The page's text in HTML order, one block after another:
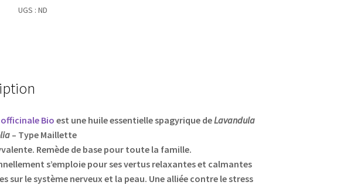
UGS : ND
Bio est une huile essentielle spagyrique deLavandula
– Type Maillette
Remède de base pour toute la famille.
s’emploie pour ses vertus relaxantes et calmantes
sur le système nerveux et la peau. Une alliée contre le stress